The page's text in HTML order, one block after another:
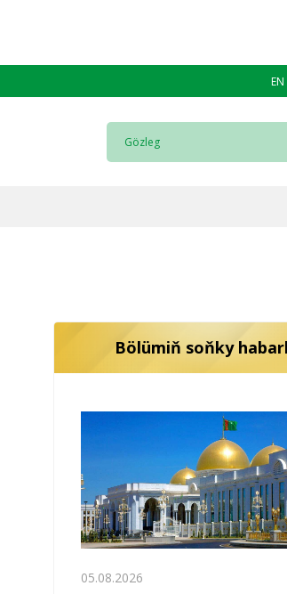
EN
Bölümiň soňky
05.08.2026